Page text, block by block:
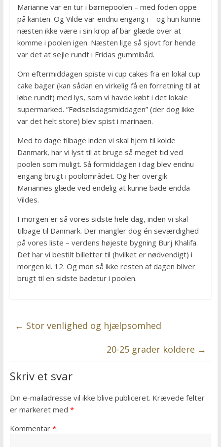
Marianne var en tur i børnepoolen – med foden oppe
på kanten. Og Vilde var endnu engang i – og hun kunne
næsten ikke være i sin krop af bar glæde over at
komme i poolen igen. Næsten lige så sjovt for hende
var det at sejle rundt i Fridas gummibåd.
Om eftermiddagen spiste vi cup cakes fra en lokal cup
cake bager (kan sådan en virkelig få en forretning til at
løbe rundt) med lys, som vi havde købt i det lokale
supermarked. ”Fødselsdagsmiddagen” (der dog ikke
var det helt store) blev spist i marinaen.
Med to dage tilbage inden vi skal hjem til kolde
Danmark, har vi lyst til at bruge så meget tid ved
poolen som muligt. Så formiddagen i dag blev endnu
engang brugt i poolområdet. Og her overgik
Mariannes glæde ved endelig at kunne bade endda
Vildes.
I morgen er så vores sidste hele dag, inden vi skal
tilbage til Danmark. Der mangler dog én seværdighed
på vores liste – verdens højeste bygning Burj Khalifa.
Det har vi bestilt billetter til (hvilket er nødvendigt) i
morgen kl. 12. Og mon så ikke resten af dagen bliver
brugt til en sidste badetur i poolen.
← Stor venlighed og hjælpsomhed
20-25 grader koldere →
Skriv et svar
Din e-mailadresse vil ikke blive publiceret. Krævede felter
er markeret med *
Kommentar *